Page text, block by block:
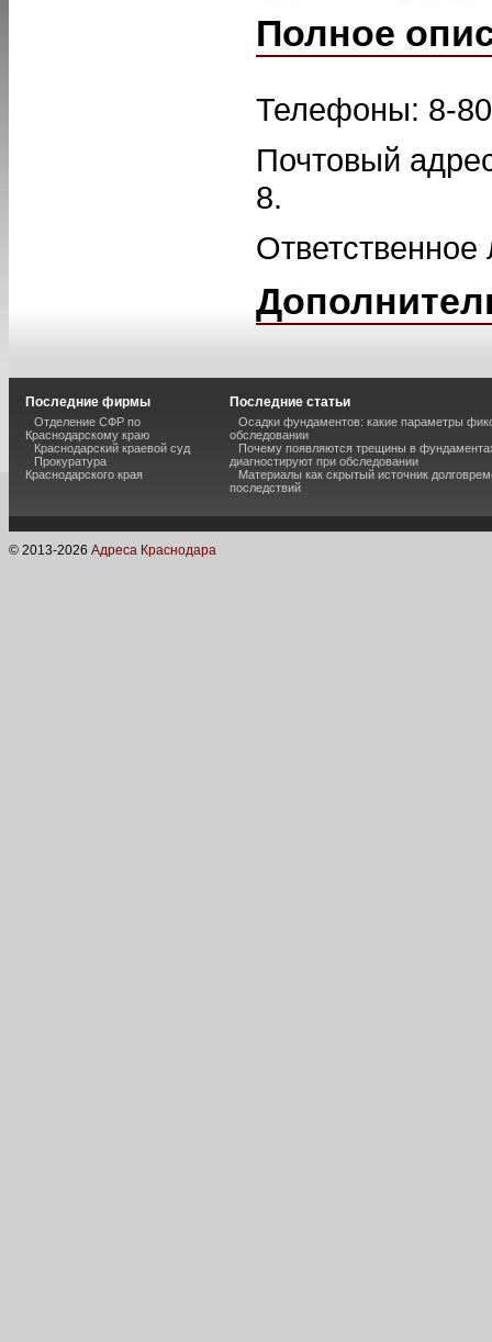
Полное
Телефоны: 8-
Почтовый
8.
Последние фирмы
Отделение СФР по
Краснодарскому краю
Краснодарский краевой суд
Прокуратура
Краснодарского края
Последние статьи
Осадки фундаментов: какие параметры
обследовании
Почему появляются трещины в
диагностируют при обследовании
Материалы как скрытый источник
последствий
© 2013-2026 Адреса Краснодара